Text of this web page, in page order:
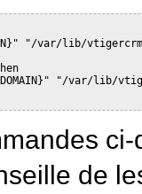
"/var/lib/
"/var/lib/
de